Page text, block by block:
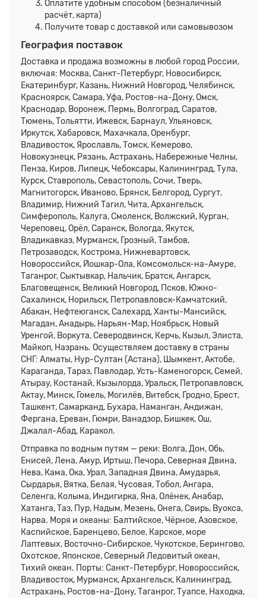
Оплатите удобным способом (безналичный
расчёт, карта)
Получите товар с доставкой или самовывозом
География поставок
Доставка и продажа возможны в любой город России,
включая: Москва, Санкт-Петербург, Новосибирск,
Екатеринбург, Казань, Нижний Новгород, Челябинск,
Красноярск, Самара, Уфа, Ростов-на-Дону, Омск,
Краснодар, Воронеж, Пермь, Волгоград, Саратов,
Тюмень, Тольятти, Ижевск, Барнаул, Ульяновск,
Иркутск, Хабаровск, Махачкала, Оренбург,
Владивосток, Ярославль, Томск, Кемерово,
Новокузнецк, Рязань, Астрахань, Набережные Челны,
Пенза, Киров, Липецк, Чебоксары, Калининград, Тула,
Курск, Ставрополь, Севастополь, Сочи, Тверь,
Магнитогорск, Иваново, Брянск, Белгород, Сургут,
Владимир, Нижний Тагил, Чита, Архангельск,
Симферополь, Калуга, Смоленск, Волжский, Курган,
Череповец, Орёл, Саранск, Вологда, Якутск,
Владикавказ, Мурманск, Грозный, Тамбов,
Петрозаводск, Кострома, Нижневартовск,
Новороссийск, Йошкар-Ола, Комсомольск-на-Амуре,
Таганрог, Сыктывкар, Нальчик, Братск, Ангарск,
Благовещенск, Великий Новгород, Псков, Южно-
Сахалинск, Норильск, Петропавловск-Камчатский,
Абакан, Нефтеюганск, Салехард, Ханты-Мансийск,
Магадан, Анадырь, Нарьян-Мар, Ноябрьск, Новый
Уренгой, Воркута, Северодвинск, Керчь, Кызыл, Элиста,
Майкоп, Назрань. Осуществляем доставку в страны
СНГ: Алматы, Нур-Султан (Астана), Шымкент, Актобе,
Караганда, Тараз, Павлодар, Усть-Каменогорск, Семей,
Атырау, Костанай, Кызылорда, Уральск, Петропавловск,
Актау, Минск, Гомель, Могилёв, Витебск, Гродно, Брест,
Ташкент, Самарканд, Бухара, Наманган, Андижан,
Фергана, Ереван, Гюмри, Ванадзор, Бишкек, Ош,
Джалал-Абад, Каракол.
Отправка по водным путям — реки: Волга, Дон, Обь,
Енисей, Лена, Амур, Иртыш, Печора, Северная Двина,
Нева, Кама, Ока, Урал, Западная Двина, Амударья,
Сырдарья, Вятка, Белая, Чусовая, Тобол, Ангара,
Селенга, Колыма, Индигирка, Яна, Олёнек, Анабар,
Хатанга, Таз, Пур, Надым, Мезень, Онега, Свирь, Вуокса,
Нарва. Моря и океаны: Балтийское, Чёрное, Азовское,
Каспийское, Баренцево, Белое, Карское, море
Лаптевых, Восточно-Сибирское, Чукотское, Берингово,
Охотское, Японское, Северный Ледовитый океан,
Тихий океан. Порты: Санкт-Петербург, Новороссийск,
Владивосток, Мурманск, Архангельск, Калининград,
Астрахань, Ростов-на-Дону, Таганрог, Туапсе, Находка,